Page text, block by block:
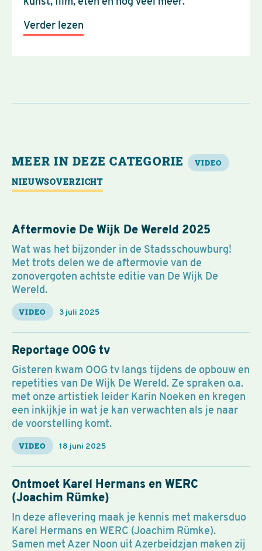
Verder lezen
MEER IN DEZE CATEGORIE VIDEO
NIEUWSOVERZICHT
Aftermovie De Wijk De Wereld 2025
Wat was het bijzonder in de Stadsschouwburg!
Met trots delen we de aftermovie van de
zonovergoten achtste editie van De Wijk De
Wereld.
VIDEO 3 juli 2025
Reportage OOG tv
Gisteren kwam OOG tv langs tijdens de opbouw en
repetities van De Wijk De Wereld. Ze spraken o.a.
met onze artistiek leider Karin Noeken en kregen
een inkijkje in wat je kan verwachten als je naar
de voorstelling komt.
VIDEO 18 juni 2025
Ontmoet Karel Hermans en WERC
(Joachim Rümke)
In deze aflevering maak je kennis met makersduo
Karel Hermans en WERC (Joachim Rümke).
Samen met Azer Noon uit Azerbeidzjan maken zij